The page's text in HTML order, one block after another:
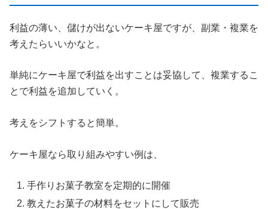
利益の薄い、儲けが出ないケーキ屋ですが、副業・複業を
考えたらいいかなと。
単純にケーキ屋で利益を出すことは妥協して、複業するこ
とで利益を追加していく。
考えをシフトすると簡単。
ケーキ屋なら取り組みやすい例は、
手作りお菓子教室を定期的に開催
教えたお菓子の材料をセットにして販売